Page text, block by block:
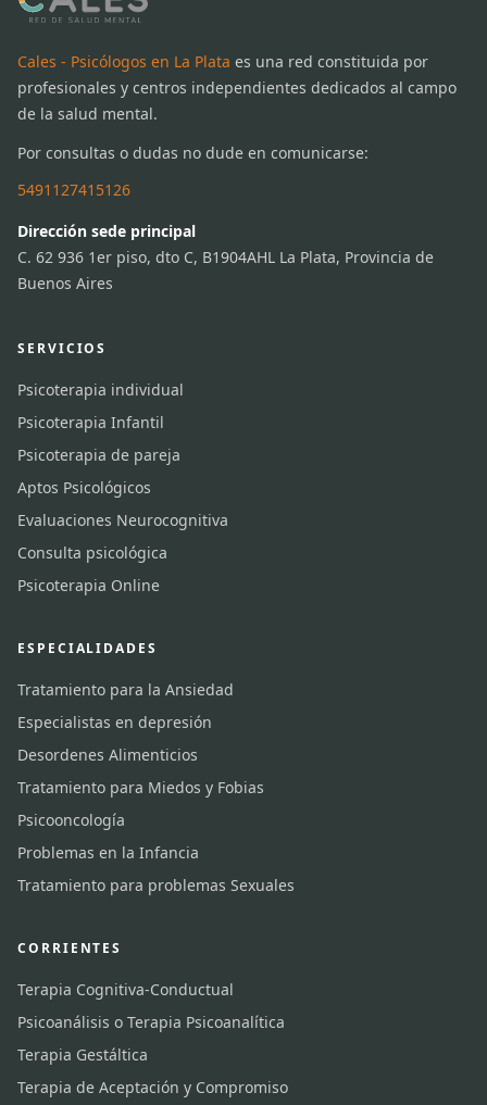
Cales - Psicólogos en La Plata es una red constituida por
profesionales y centros independientes dedicados al campo
de la salud mental.
Por consultas o dudas no dude en comunicarse:
5491127415126
Dirección sede principal
C. 62 936 1er piso, dto C, B1904AHL La Plata, Provincia de
Buenos Aires
SERVICIOS
Psicoterapia individual
Psicoterapia Infantil
Psicoterapia de pareja
Aptos Psicológicos
Evaluaciones Neurocognitiva
Consulta psicológica
Psicoterapia Online
ESPECIALIDADES
Tratamiento para la Ansiedad
Especialistas en depresión
Desordenes Alimenticios
Tratamiento para Miedos y Fobias
Psicooncología
Problemas en la Infancia
Tratamiento para problemas Sexuales
CORRIENTES
Terapia Cognitiva-Conductual
Psicoanálisis o Terapia Psicoanalítica
Terapia Gestáltica
Terapia de Aceptación y Compromiso